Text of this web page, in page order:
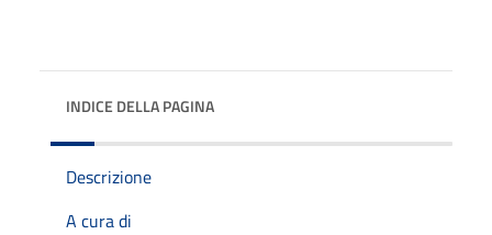
INDICE DELLA PAGINA
Descrizione
A cura di